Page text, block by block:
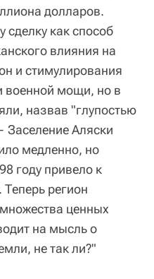
долларов.
сделку как способ
влияния на
и стимулирования
военной мощи, но в
назвав "глупостью
Аляски
медленно, но
году привело к
регион
ценных
на мысль о
не так ли?"